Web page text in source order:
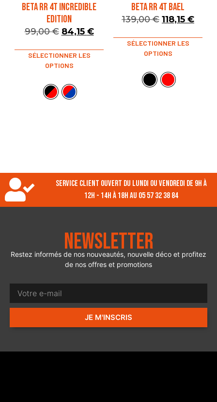
BETA RR 4T INCREDIBLE
EDITION
99,00€ 84,15 €
SÉLECTIONNER LES
OPTIONS
BETA RR 4T BAEL
139,00€ 118,15 €
SÉLECTIONNER LES
OPTIONS
Service client ouvert du lundi ou vendredi de 9h à
12h - 14h à 18h au 05 57 32 38 84
Newsletter
Restez informés de nos nouveautés, nouvelle déco et profitez
de nos offres et promotions
JE M'INSCRIS